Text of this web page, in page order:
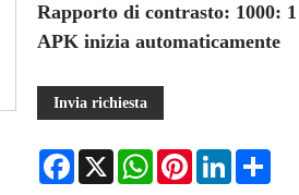
Rapporto di contrasto: 1000: 1
APK inizia automaticamente
Invia richiesta
Facebook
X WhatsAppPinterestLinkedInShare